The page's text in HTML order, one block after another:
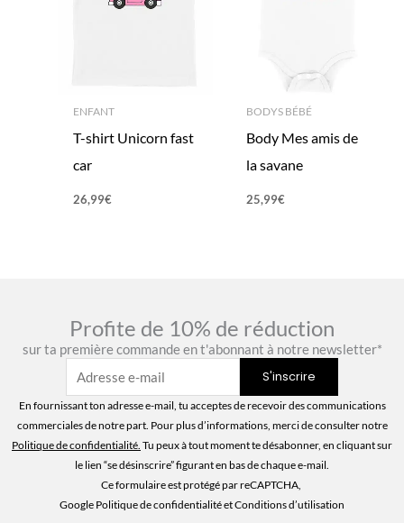
ENFANT
T-shirt Unicorn fast
car
26,99€
BODYS BÉBÉ
Body Mes amis de
la savane
25,99€
Profite de 10% de réduction
sur ta première commande en t'abonnant à notre newsletter*
En fournissant ton adresse e-mail, tu acceptes de recevoir des communications
commerciales de notre part. Pour plus d’informations, merci de consulter notre
Politique de confidentialité. Tu peux à tout moment te désabonner, en cliquant sur
le lien “se désinscrire” figurant en bas de chaque e-mail.
Ce formulaire est protégé par reCAPTCHA,
Google Politique de confidentialitéet Conditions d’utilisation